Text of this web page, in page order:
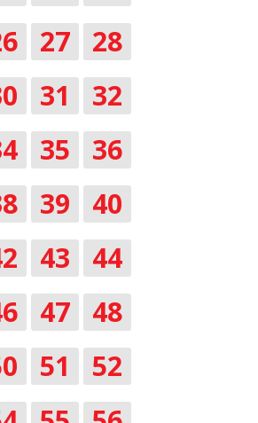
27
28
31
32
35
36
39
40
43
44
47
48
51
52